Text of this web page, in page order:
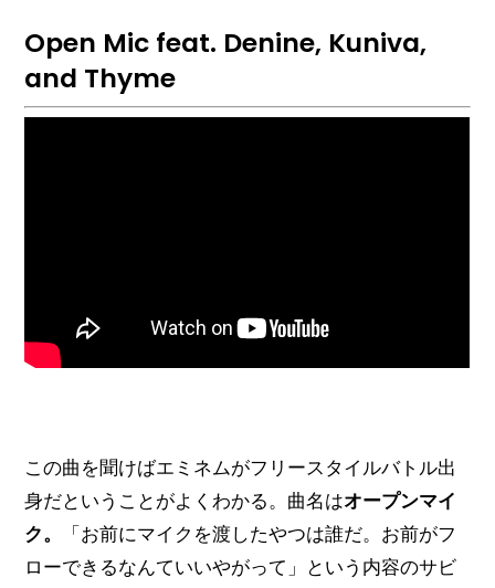
Open Mic feat. Denine, Kuniva,
and Thyme
この曲を聞けばエミネムがフリースタイルバトル出
身だということがよくわかる。曲名はオープンマイ
ク。
「お前にマイクを渡したやつは誰だ。お前がフ
ローできるなんていいやがって」という内容のサビ